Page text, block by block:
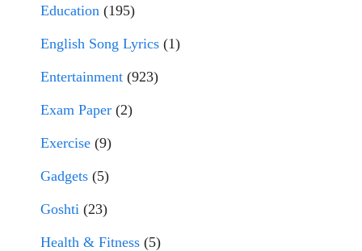
Education (195)
English Song Lyrics (1)
Entertainment (923)
Exam Paper (2)
Exercise (9)
Gadgets (5)
Goshti (23)
Health & Fitness (5)